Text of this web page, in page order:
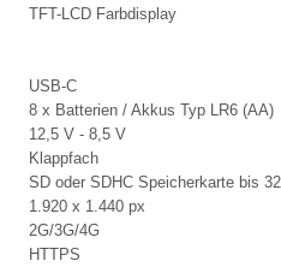
TFT-LCD Farbdisplay
USB-C
8 x Batterien / Akkus Typ LR6 (AA)
12,5 V - 8,5 V
Klappfach
SD oder SDHC Speicherkarte bis
1.920 x 1.440 px
2G/3G/4G
HTTPS